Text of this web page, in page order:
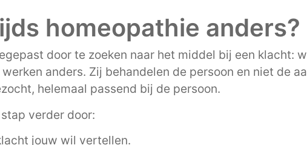
homeopathie anders?
door te zoeken naar het middel bij een klacht:
anders. Zij behandelen de persoon en niet de
helemaal passend bij de persoon.
verder door:
jouw wil vertellen.